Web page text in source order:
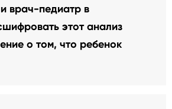
врач-педиатр в
этот анализ
о том, что ребенок